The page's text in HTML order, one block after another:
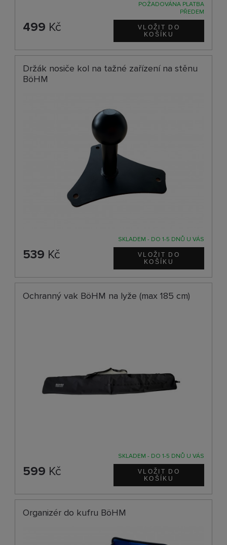
POŽADOVÁNA PLATBA
PŘEDEM
499 Kč
Držák nosiče kol na tažné zařízení na stěnu
BöHM
SKLADEM - DO 1-5 DNŮ U VÁS
539 Kč
Ochranný vak BöHM na lyže (max 185 cm)
SKLADEM - DO 1-5 DNŮ U VÁS
599 Kč
Organizér do kufru BöHM